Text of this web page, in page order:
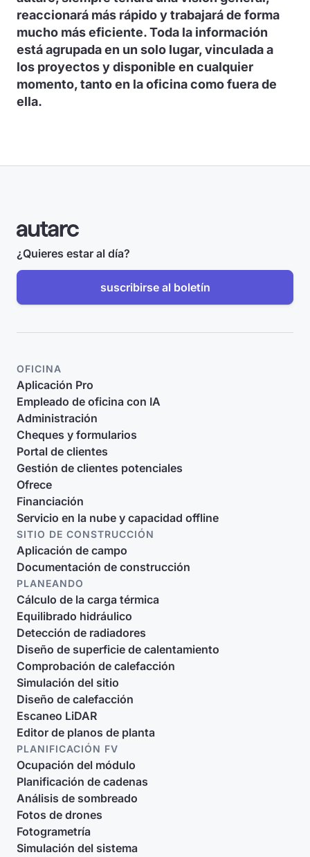
reaccionará más rápido y trabajará de forma
mucho más eficiente. Toda la información
está agrupada en un solo lugar, vinculada a
los proyectos y disponible en cualquier
momento, tanto en la oficina como fuera de
ella.
¿Quieres estar al día?
suscribirse al boletín
OFICINA
Aplicación Pro
Empleado de oficina con IA
Administración
Cheques y formularios
Portal de clientes
Gestión de clientes potenciales
Ofrece
Financiación
Servicio en la nube y capacidad offline
SITIO DE CONSTRUCCIÓN
Aplicación de campo
Documentación de construcción
PLANEANDO
Cálculo de la carga térmica
Equilibrado hidráulico
Detección de radiadores
Diseño de superficie de calentamiento
Comprobación de calefacción
Simulación del sitio
Diseño de calefacción
Escaneo LiDAR
Editor de planos de planta
PLANIFICACIÓN FV
Ocupación del módulo
Planificación de cadenas
Análisis de sombreado
Fotos de drones
Fotogrametría
Simulación del sistema